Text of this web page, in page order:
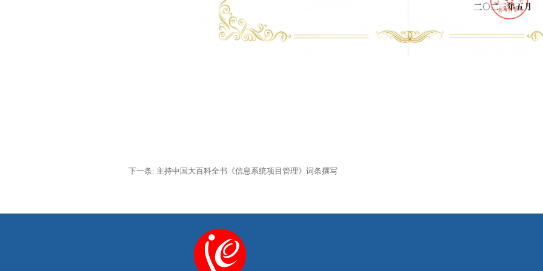
下一条: 主持中国大百科全书《信息系统项目管理》词条撰写